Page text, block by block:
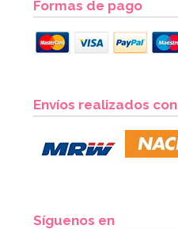
Formas de pago
Envíos realizados con
Síguenos en